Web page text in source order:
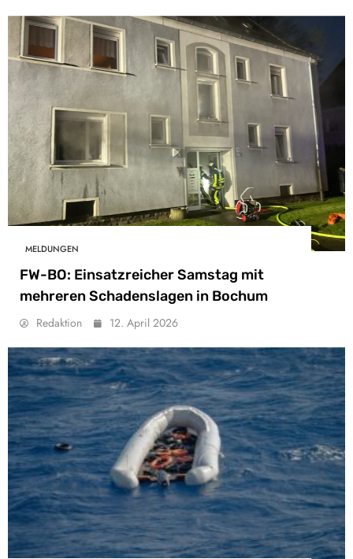
MELDUNGEN
FW-BO: Einsatzreicher Samstag mit
mehreren Schadenslagen in Bochum
Redaktion 12. April 2026